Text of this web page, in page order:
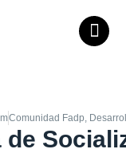
Comunidad Fadp,
de